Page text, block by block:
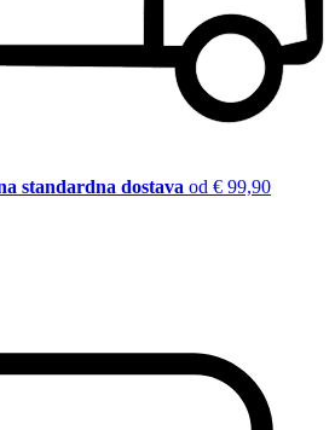
standardna dostava od € 99,90